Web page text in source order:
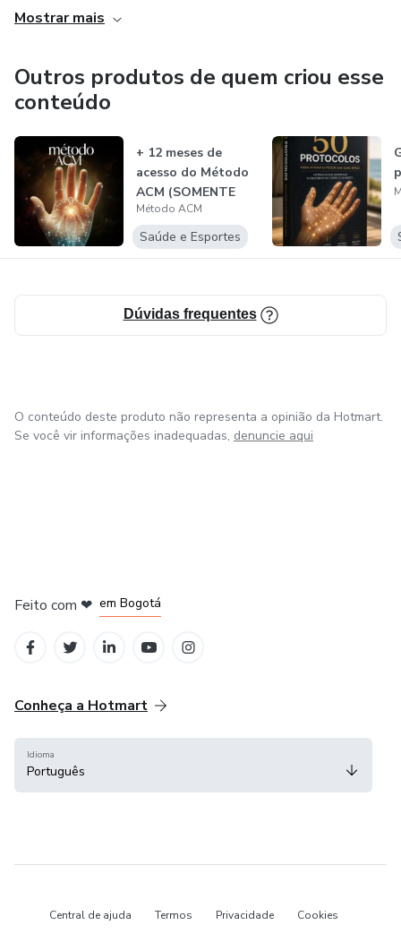
desenvolveu sua própria metodologia com o objetivo de
cura e a alcançarem o equilíbrio do próprio corpo. Ela
acredita que esse é o verdadeiro caminho para a cura. Com
mais de 26 anos de experiência, Alessandra continua
dedicada a ajudar as pessoas a melhorarem sua saúde e
bem-estar através de sua metodologia única.
Mostrar mais
Outros produtos de quem criou esse
conteúdo
+ 12 meses de
acesso do Método
ACM (SOMENTE
AGORA)
Método ACM
Saúde e Esportes
Dúvidas frequentes
O conteúdo deste produto não representa a opinião da Hotmart.
Se você vir informações inadequadas, denuncie aqui
Feito com ❤ em Bogotá
Conheça a Hotmart
Idioma
Português
Central de ajuda Termos Privacidade Cookies